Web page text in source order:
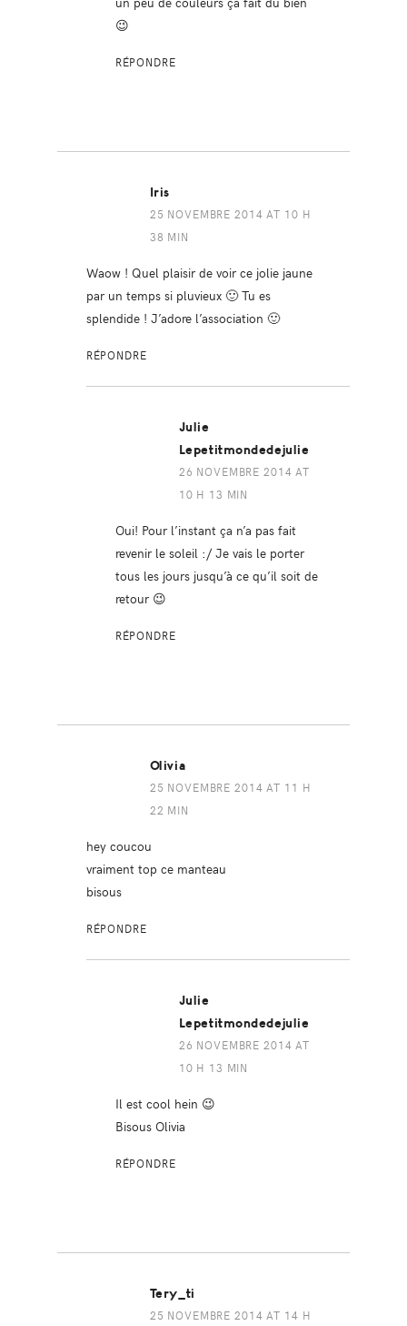
😉
RÉPONDRE
Iris
25 NOVEMBRE 2014 AT 10 H
38 MIN
Waow ! Quel plaisir de voir ce jolie jaune
par un temps si pluvieux 🙂 Tu es
splendide ! J’adore l’association 🙂
RÉPONDRE
Julie
Lepetitmondedejulie
26 NOVEMBRE 2014 AT
10 H 13 MIN
Oui! Pour l’instant ça n’a pas fait
revenir le soleil :/ Je vais le porter
tous les jours jusqu’à ce qu’il soit de
retour 😉
RÉPONDRE
Olivia
25 NOVEMBRE 2014 AT 11 H
22 MIN
hey coucou
vraiment top ce manteau
bisous
RÉPONDRE
Julie
Lepetitmondedejulie
26 NOVEMBRE 2014 AT
10 H 13 MIN
Il est cool hein 😉
Bisous Olivia
RÉPONDRE
Tery_ti
25 NOVEMBRE 2014 AT 14 H